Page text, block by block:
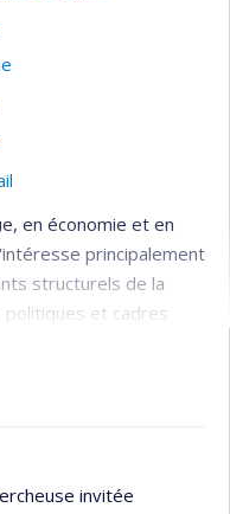
en économie et en
principalement
structurels de la
et cadres
façonnent les
de la santé
au statut
invitée